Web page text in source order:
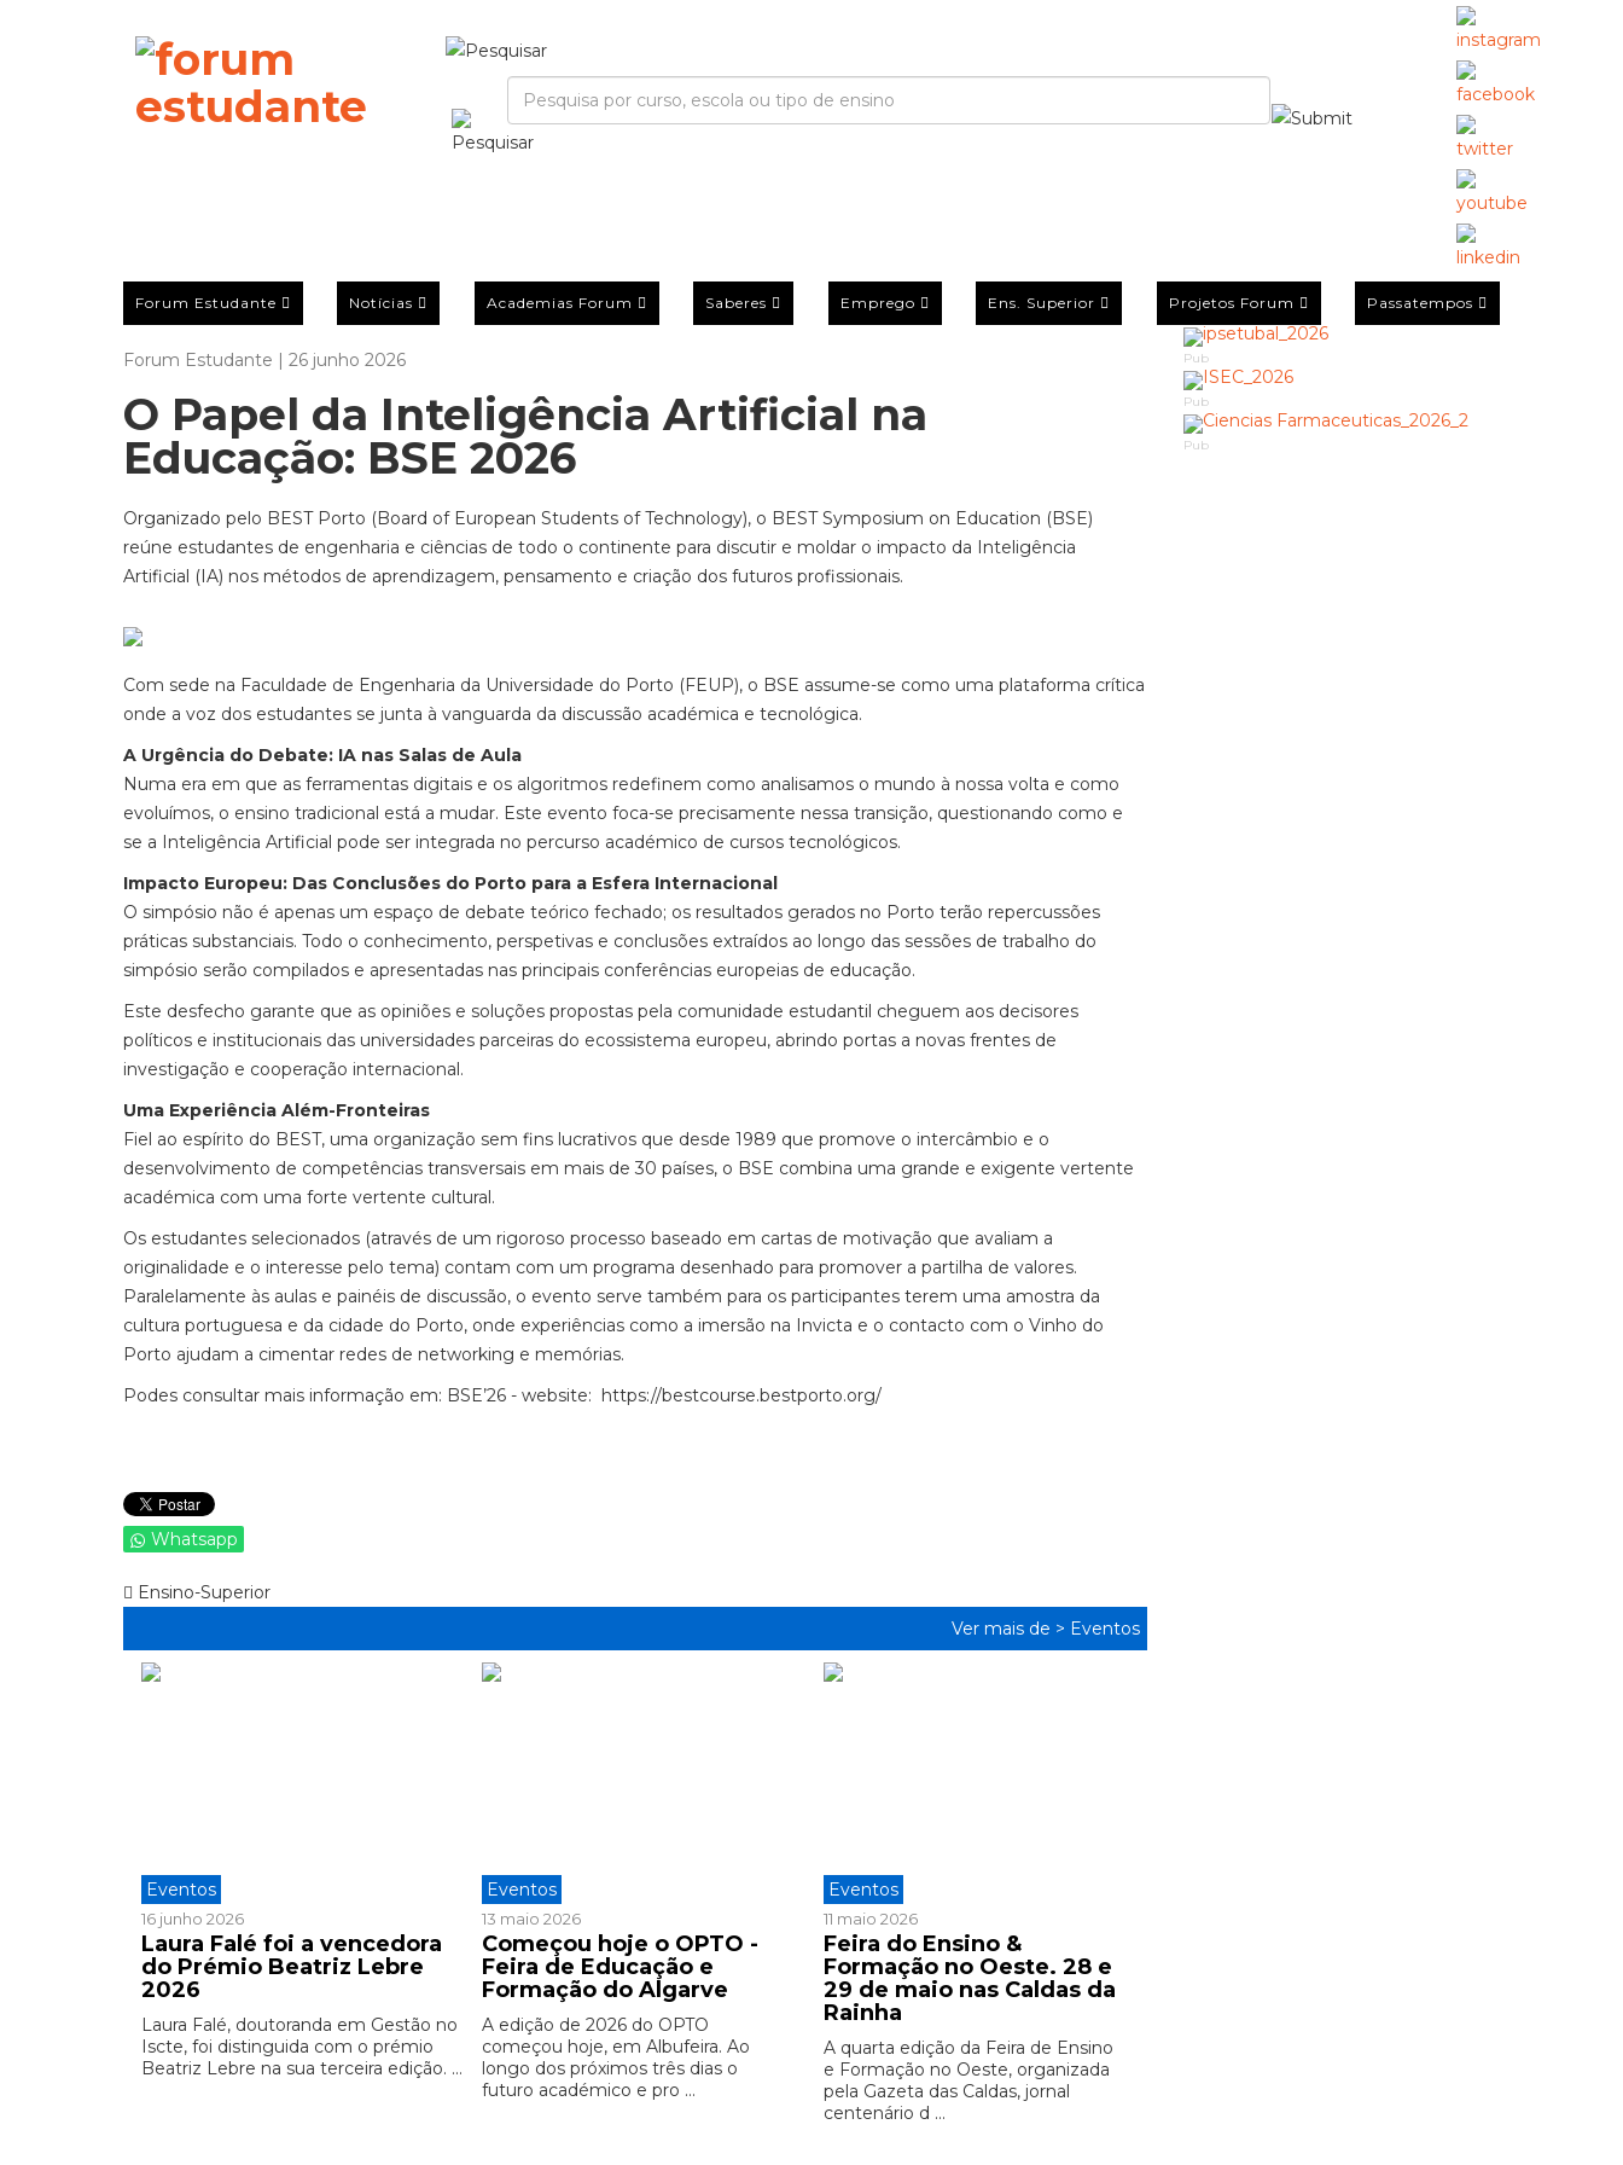
Forum Estudante Notícias Academias Forum Saberes Emprego Ens. Superior Projetos Forum Passatempos
Forum Estudante | 26 junho 2026
O Papel da Inteligência Artificial na
Educação: BSE 2026
Organizado pelo BEST Porto (Board of European Students of Technology), o BEST Symposium on Education (BSE)
reúne estudantes de engenharia e ciências de todo o continente para discutir e moldar o impacto da Inteligência
Artificial (IA) nos métodos de aprendizagem, pensamento e criação dos futuros profissionais.
Com sede na Faculdade de Engenharia da Universidade do Porto (FEUP), o BSE assume-se como uma plataforma crítica
onde a voz dos estudantes se junta à vanguarda da discussão académica e tecnológica.
A Urgência do Debate: IA nas Salas de Aula
Numa era em que as ferramentas digitais e os algoritmos redefinem como analisamos o mundo à nossa volta e como
evoluímos, o ensino tradicional está a mudar. Este evento foca-se precisamente nessa transição, questionando como e
se a Inteligência Artificial pode ser integrada no percurso académico de cursos tecnológicos.
Impacto Europeu: Das Conclusões do Porto para a Esfera Internacional
O simpósio não é apenas um espaço de debate teórico fechado; os resultados gerados no Porto terão repercussões
práticas substanciais. Todo o conhecimento, perspetivas e conclusões extraídos ao longo das sessões de trabalho do
simpósio serão compilados e apresentadas nas principais conferências europeias de educação.
Este desfecho garante que as opiniões e soluções propostas pela comunidade estudantil cheguem aos decisores
políticos e institucionais das universidades parceiras do ecossistema europeu, abrindo portas a novas frentes de
investigação e cooperação internacional.
Uma Experiência Além-Fronteiras
Fiel ao espírito do BEST, uma organização sem fins lucrativos que desde 1989 que promove o intercâmbio e o
desenvolvimento de competências transversais em mais de 30 países, o BSE combina uma grande e exigente vertente
académica com uma forte vertente cultural.
Os estudantes selecionados (através de um rigoroso processo baseado em cartas de motivação que avaliam a
originalidade e o interesse pelo tema) contam com um programa desenhado para promover a partilha de valores.
Paralelamente às aulas e painéis de discussão, o evento serve também para os participantes terem uma amostra da
cultura portuguesa e da cidade do Porto, onde experiências como a imersão na Invicta e o contacto com o Vinho do
Porto ajudam a cimentar redes de networking e memórias.
Podes consultar mais informação em: BSE’26 - website: https://bestcourse.bestporto.org/
Whatsapp
Ensino-Superior
Ver mais de > Eventos
Eventos
16 junho 2026
Laura Falé foi a vencedora
do Prémio Beatriz Lebre
2026
Laura Falé, doutoranda em Gestão no
Iscte, foi distinguida com o prémio
Beatriz Lebre na sua terceira edição. ...
Eventos
13 maio 2026
Começou hoje o OPTO -
Feira de Educação e
Formação do Algarve
A edição de 2026 do OPTO
começou hoje, em Albufeira. Ao
longo dos próximos três dias o
futuro académico e pro ...
Eventos
11 maio 2026
Feira do Ensino &
Formação no Oeste. 28 e
29 de maio nas Caldas da
Rainha
A quarta edição da Feira de Ensino
e Formação no Oeste, organizada
pela Gazeta das Caldas, jornal
centenário d ...
Pub
Pub
Pub